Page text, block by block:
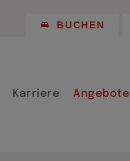
BUCHEN
Karriere Angebote